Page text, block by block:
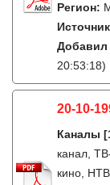
Регион:
Добавил
20:53:18)
20-10-
Каналы
канал,
кино,